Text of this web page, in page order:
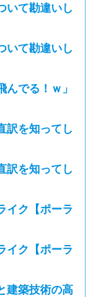
いて勘違いし
いて勘違いし
でる！ｗ」
訳を知ってし
訳を知ってし
イク【ポーラ
イク【ポーラ
建築技術の高